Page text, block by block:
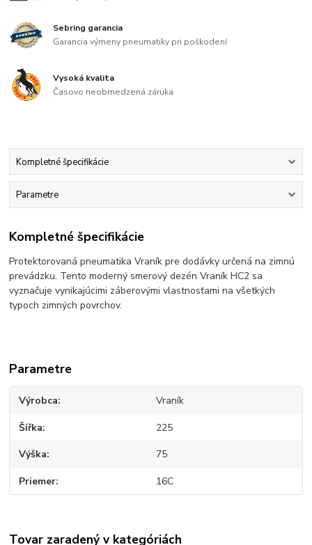
Sebring garancia
Garancia výmeny pneumatiky pri poškodení
Vysoká kvalita
Časovo neobmedzená záruka
Kompletné špecifikácie
Parametre
Kompletné špecifikácie
Protektorovaná pneumatika Vraník pre dodávky určená na zimnú
prevádzku. Tento moderný smerový dezén Vraník HC2 sa
vyznačuje vynikajúcimi záberovými vlastnosťami na všetkých
typoch zimných povrchov.
Parametre
Výrobca Vraník
Šířka 225
Výška 75
Priemer 16C
Tovar zaradený v kategóriách